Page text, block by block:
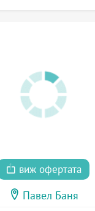
виж офертата
Павел Баня